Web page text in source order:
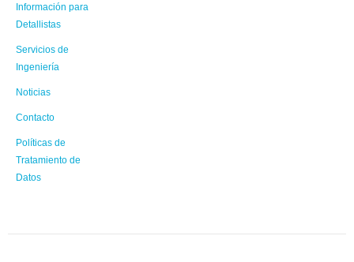
Información para
Detallistas
Servicios de
Ingeniería
Noticias
Contacto
Políticas de
Tratamiento de
Datos